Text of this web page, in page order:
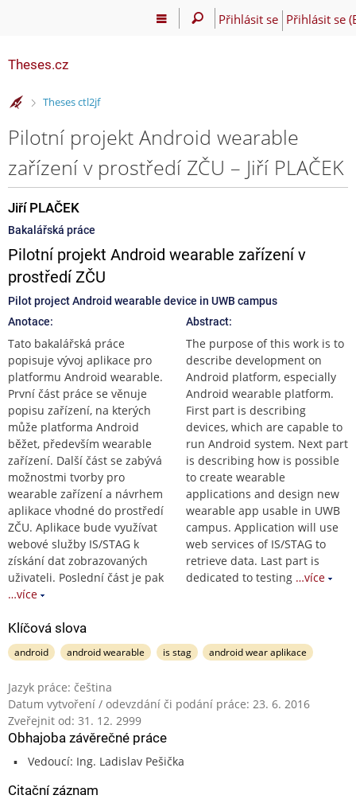
Přihlásit se Přihlásit se
Theses.cz
>
Theses ctl2jf
Pilotní projekt Android wearable
zařízení v prostředí ZČU – Jiří PLAČEK
Jiří PLAČEK
Bakalářská práce
Pilotní projekt Android wearable zařízení v
prostředí ZČU
Pilot project Android wearable device in UWB campus
Anotace:
Tato bakalářská práce
popisuje vývoj aplikace pro
platformu Android wearable.
První část práce se věnuje
popisu zařízení, na kterých
může platforma Android
běžet, především wearable
zařízení. Další část se zabývá
možnostmi tvorby pro
wearable zařízení a návrhem
aplikace vhodné do prostředí
ZČU. Aplikace bude využívat
webové služby IS/STAG k
získání dat zobrazovaných
uživateli. Poslední část je pak
…více
Abstract:
The purpose of this work is to
describe development on
Android platform, especially
Android wearable platform.
First part is describing
devices, which are capable to
run Android system. Next part
is describing how is possible
to create wearable
applications and design new
wearable app usable in UWB
campus. Application will use
web services of IS/STAG to
retrieve data. Last part is
dedicated to testing …více
Klíčová slova
android android wearable is stag android wear aplikace
Jazyk práce: čeština
Datum vytvoření / odevzdání či podání práce: 23. 6. 2016
Zveřejnit od: 31. 12. 2999
Obhajoba závěrečné práce
Vedoucí: Ing. Ladislav Pešička
Citační záznam